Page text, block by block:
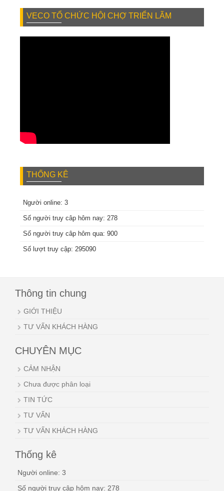
VECO TỔ CHỨC HỘI CHỢ TRIỂN LÃM
THỐNG KÊ
Người online: 3
Số người truy câp hôm nay: 278
Số người truy câp hôm qua: 900
Số lượt truy cập: 295090
Thông tin chung
GIỚI THIỆU
TƯ VẤN KHÁCH HÀNG
CHUYÊN MỤC
CẢM NHẬN
Chưa được phân loại
TIN TỨC
TƯ VẤN
TƯ VẤN KHÁCH HÀNG
Thống kê
Người online: 3
Số người truy câp hôm nay: 278